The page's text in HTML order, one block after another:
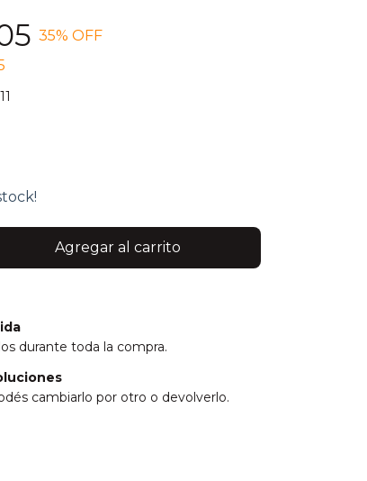
35% OFF
durante toda la compra.
cambiarlo por otro o devolverlo.